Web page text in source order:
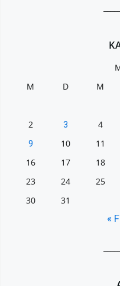
M
D M
2
3 4
9 10 11
16
17 18
23
24 25
30
31
«